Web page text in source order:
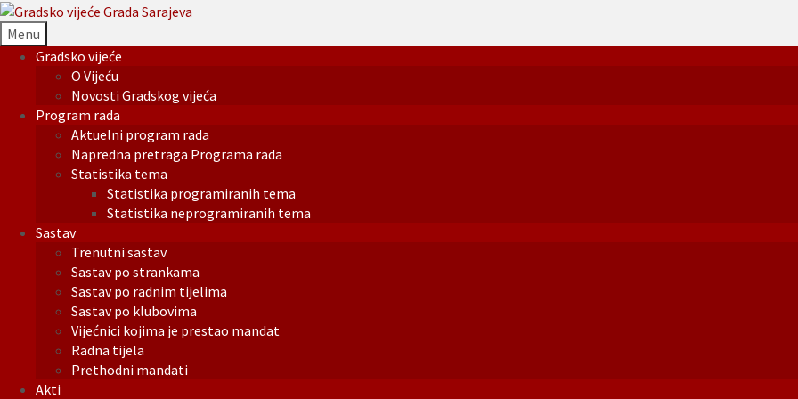
Menu
Gradsko vijeće
O Vijeću
Novosti Gradskog vijeća
Program rada
Aktuelni program rada
Napredna pretraga Programa rada
Statistika tema
Statistika programiranih tema
Statistika neprogramiranih tema
Sastav
Trenutni sastav
Sastav po strankama
Sastav po radnim tijelima
Sastav po klubovima
Vijećnici kojima je prestao mandat
Radna tijela
Prethodni mandati
Akti